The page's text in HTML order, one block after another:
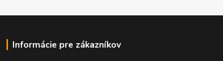
Informácie pre zákazníkov